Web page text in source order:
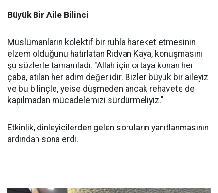
Büyük Bir Aile Bilinci
Müslümanların kolektif bir ruhla hareket etmesinin
elzem olduğunu hatırlatan Rıdvan Kaya, konuşmasını
şu sözlerle tamamladı: "Allah için ortaya konan her
çaba, atılan her adım değerlidir. Bizler büyük bir aileyiz
ve bu bilinçle, yeise düşmeden ancak rehavete de
kapılmadan mücadelemizi sürdürmeliyiz."
Etkinlik, dinleyicilerden gelen soruların yanıtlanmasının
ardından sona erdi.